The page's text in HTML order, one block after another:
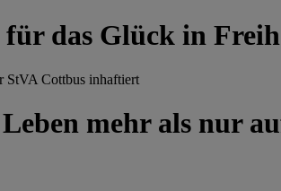
das Glück in
StVA Cottbus inhaftiert
mehr als nur